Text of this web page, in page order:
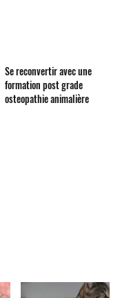
Se reconvertir avec une
formation post grade
osteopathie animalière